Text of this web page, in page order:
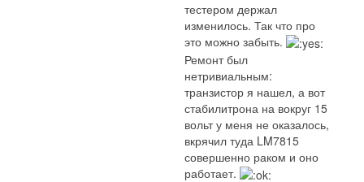
тестером держал
изменилось. Так что про
это можно забыть.
Ремонт был
нетривиальным:
транзистор я нашел, а вот
стабилитрона на вокруг 15
вольт у меня не оказалось,
вкрячил туда LM7815
совершенно раком и оно
работает.